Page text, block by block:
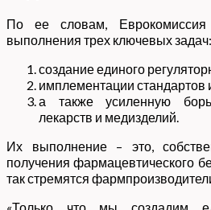
По ее словам,
выполнения трех ключевых задач:
создание единого
имплементации стандартов
а также усиленную
лекарств и медизделий.
Их выполнение – это,
получения фармацевтического
так стремятся